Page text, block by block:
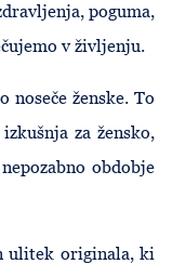
poguma,
v življenju.
ženske. To
za žensko,
obdobje
ulitek originala, ki